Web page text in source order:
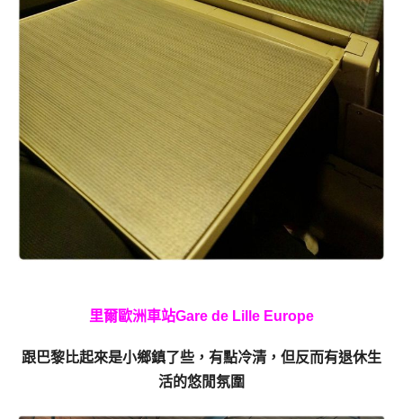
里爾歐洲車站Gare de Lille Europe
跟巴黎比起來是小鄉鎮了些，有點冷清，但反而有退休生
活的悠閒氛圍